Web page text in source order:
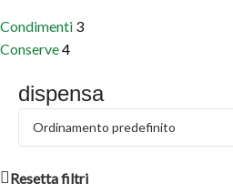
Condimenti 3
Conserve4
dispensa
Resetta filtri